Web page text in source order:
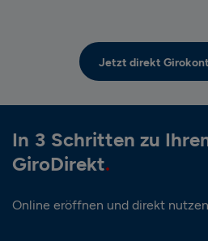
Jetzt direkt
In 3 Schritten zu
GiroDirekt
Online eröffnen und direkt